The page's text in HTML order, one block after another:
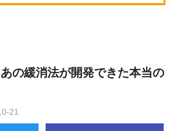
あの緩消法が開発できた本当の
21